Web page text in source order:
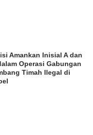
Amankan Inisial A dan
Operasi Gabungan
Timah Ilegal di